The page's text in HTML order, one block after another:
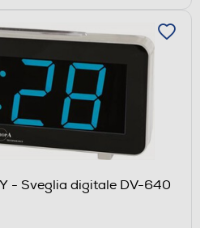
- Sveglia digitale DV-640